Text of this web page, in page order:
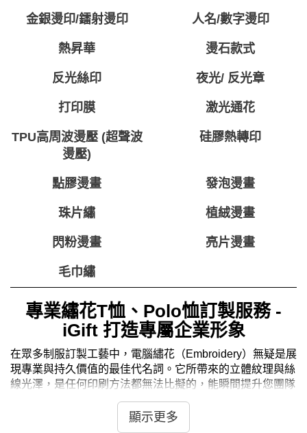
金銀燙印/鐳射燙印 人名/數字燙印
熱昇華 燙石款式
反光絲印 夜光/ 反光章
打印膜 激光通花
TPU高周波燙壓 (超聲波
燙壓)
硅膠熱轉印
點膠燙畫 發泡燙畫
珠片繡 植絨燙畫
閃粉燙畫 亮片燙畫
毛巾繡
專業繡花T恤、Polo恤訂製服務 -
iGift 打造專屬企業形象
在眾多制服訂製工藝中，電腦繡花（Embroidery）無疑是展
現專業與持久價值的最佳代名詞。它所帶來的立體紋理與絲
線光澤，是任何印刷方法都無法比擬的，能瞬間提升您團隊
的整體形象。iGift採用先進的電腦繡花技術，精準控制每一
針一線，將您的公司LOGO或文字，以極高的密度和精緻度
繡製在產品上。這種工藝的成品不僅觸感極佳，更具備無可
顯示更多